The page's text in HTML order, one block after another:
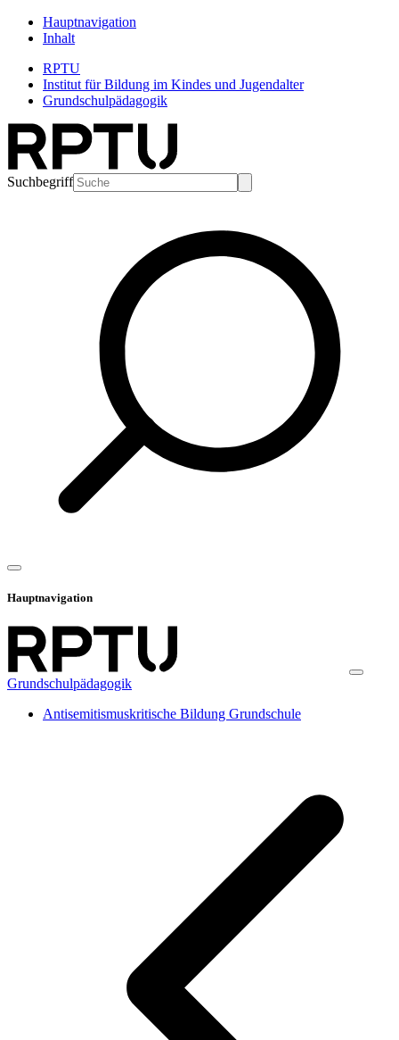
Hauptnavigation
Inhalt
RPTU
Institut für Bildung im Kindes und Jugendalter
Grundschulpädagogik
Suchbegriff
Hauptnavigation
Grundschulpädagogik
Antisemitismuskritische Bildung Grundschule